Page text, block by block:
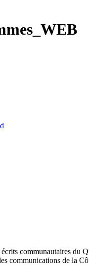
communautaires du
communications de la